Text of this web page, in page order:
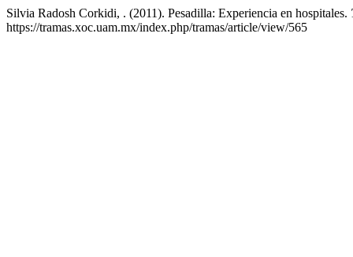
Silvia Radosh Corkidi, . (2011). Pesadilla: Experiencia en hospitales.
https://tramas.xoc.uam.mx/index.php/tramas/article/view/565